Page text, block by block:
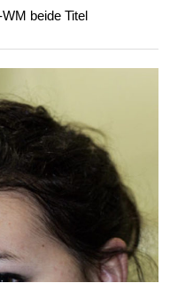
beide Titel